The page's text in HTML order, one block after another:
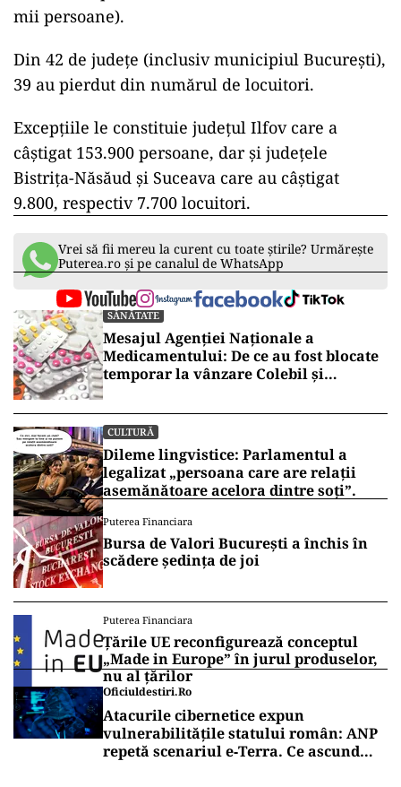
mii persoane).
Din 42 de județe (inclusiv municipiul București),
39 au pierdut din numărul de locuitori.
Excepțiile le constituie județul Ilfov care a
câștigat 153.900 persoane, dar și județele
Bistrița-Năsăud și Suceava care au câștigat
9.800, respectiv 7.700 locuitori.
Vrei să fii mereu la curent cu toate știrile? Urmărește
Puterea.ro și pe canalul de WhatsApp
SĂNĂTATE
Mesajul Agenției Naționale a
Medicamentului: De ce au fost blocate
temporar la vânzare Colebil și
CULTURĂ
Dileme lingvistice: Parlamentul a
legalizat „persoana care are relații
asemănătoare acelora dintre soți”.
Puterea Financiara
Bursa de Valori București a închis în
scădere ședința de joi
Puterea Financiara
Țările UE reconfigurează conceptul
„Made in Europe” în jurul produselor,
nu al țărilor
Oficiuldestiri.ro
Atacurile cibernetice expun
vulnerabilitățile statului român: ANP
repetă scenariul e‑Terra. Ce ascund